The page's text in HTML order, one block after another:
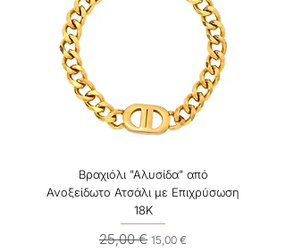
Βραχιόλι "Αλυσίδα" από
Ανοξείδωτο Ατσάλι με Επιχρύσωση
18Κ
Κανονική τιμή
25,00 € Τιμή Έκπτωσης
15,00 €